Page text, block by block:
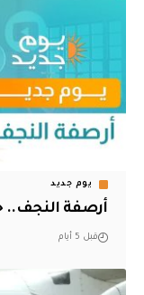
يوم جديد
أرصفة النجف..
قبل 5 أيام